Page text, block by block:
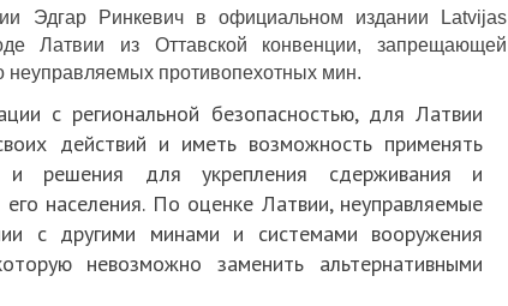
Эдгар Ринкевич в официальном издании Latvijas
Латвии из Оттавской конвенции, запрещающей
неуправляемых противопехотных мин.
с региональной безопасностью, для Латвии
действий и иметь возможность применять
и решения для укрепления сдерживания и
населения. По оценке Латвии, неуправляемые
с другими минами и системами вооружения
невозможно заменить альтернативными